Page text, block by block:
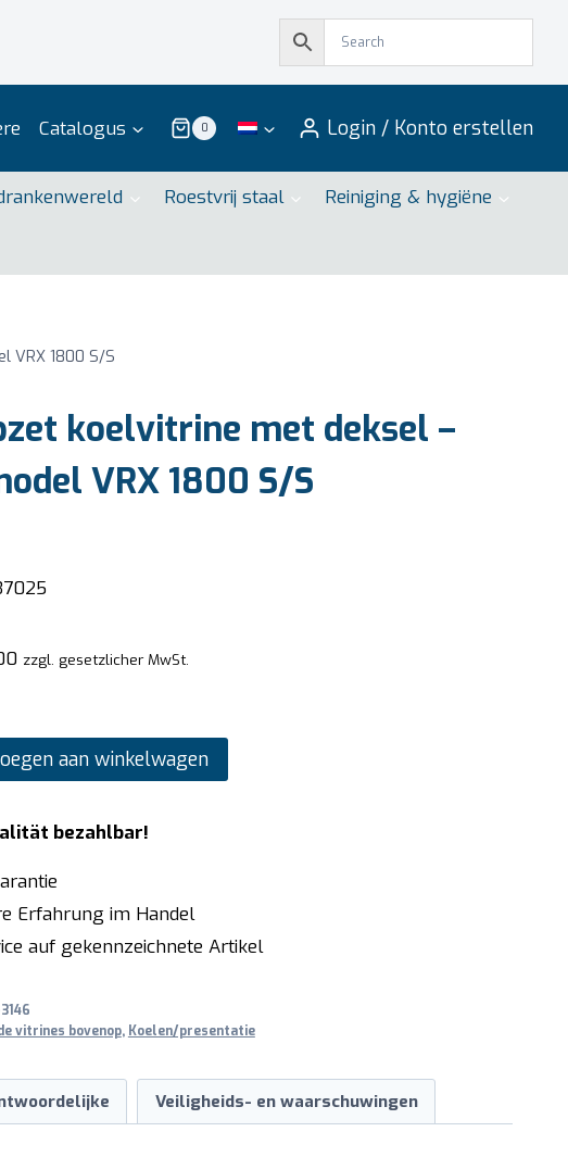
Catalogus 0 Login / Konto erstellen
Roestvrij staal Reiniging & hygiëne
VRX 1800 S/S
koelvitrine met deksel –
VRX 1800 S/S
zzgl. gesetzlicher MwSt.
aan winkelwagen
bezahlbar!
Erfahrung im Handel
auf gekennzeichnete Artikel
vitrines bovenop, Koelen/presentatie
Veiligheids- en waarschuwingen